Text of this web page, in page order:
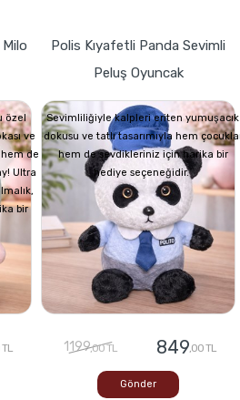
özel
ve
de
Ultra
bir
Polis Kıyafetli Panda Sevimli
Peluş Oyuncak
Sevimliliğiyle kalpleri eriten yumuşacık
dokusu ve tatlı tasarımıyla hem
hem de sevdikleriniz için harika bir
hediye seçeneğidir.
1199,00 TL 849,00 TL
Gönder